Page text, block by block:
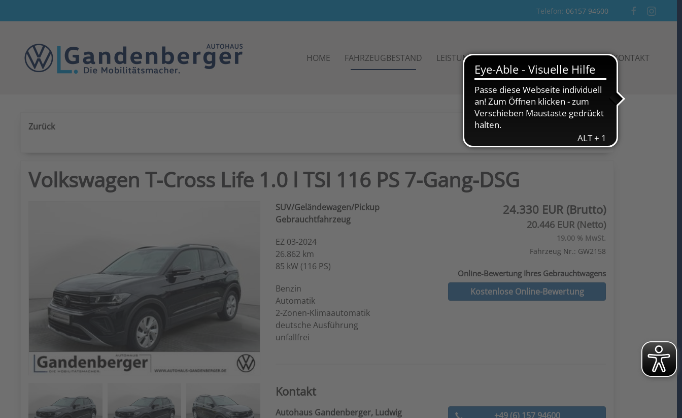
Telefon: 06157 94600
HOME FAHRZEUGBESTAND LEISTUNGEN AKTIONEN AUTO-BLOG KONTAKT
Zurück
Neue Fahrzeugsuche
Volkswagen T-Cross Life 1.0 l TSI 116 PS 7-Gang-DSG
SUV/Geländewagen/Pickup
Gebrauchtfahrzeug
EZ 03-2024
26.862 km
85 kW (116 PS)
Benzin
Automatik
2-Zonen-Klimaautomatik
deutsche Ausführung
unfallfrei
24.330 EUR (Brutto)
20.446 EUR (Netto)
19,00 % MwSt.
Fahrzeug Nr.: GW2158
Online-Bewertung Ihres Gebrauchtwagens
Kostenlose Online-Bewertung
Kontakt
Autohaus Gandenberger, Ludwig
+49 (6) 157 94600